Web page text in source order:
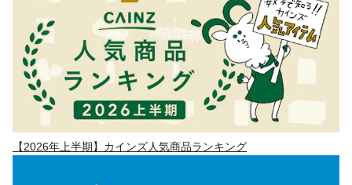
【2026年上半期】カインズ人気商品ランキング